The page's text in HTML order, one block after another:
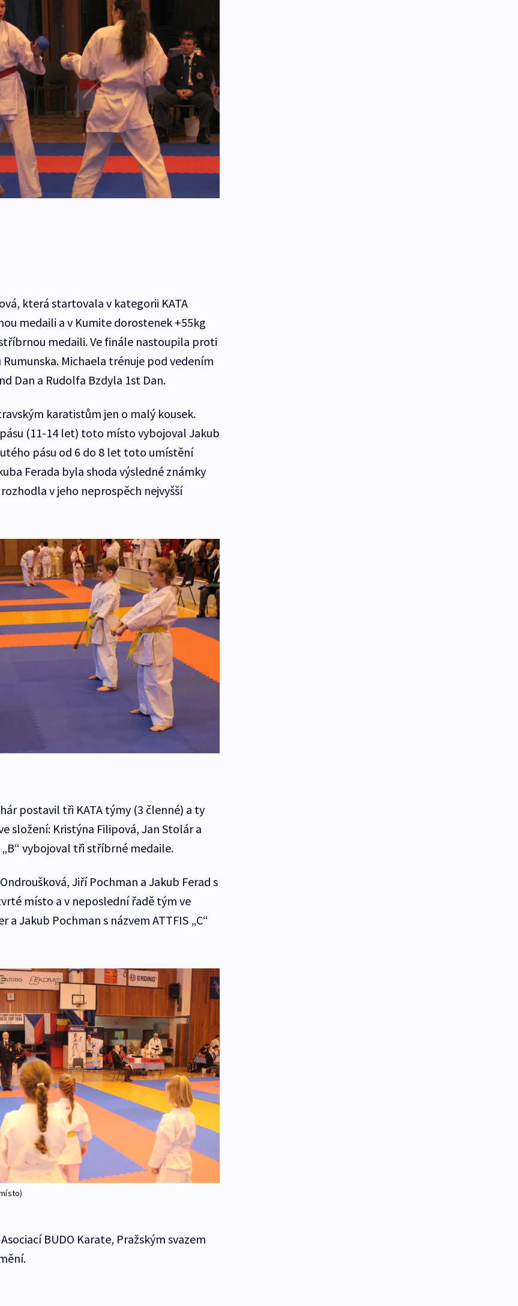
která startovala v kategorii KATA
medaili a v Kumite dorostenek +55kg
medaili. Ve finále nastoupila proti
Michaela trénuje pod vedením
Dan a Rudolfa Bzdyla 1st Dan.
karatistům jen o malý kousek.
(11-14 let) toto místo vybojoval Jakub
pásu od 6 do 8 let toto umístění
Ferada byla shoda výsledné známky
v jeho neprospěch nejvyšší
postavil tři KATA týmy (3 členné) a ty
složení: Kristýna Filipová, Jan Stolár a
„B“ vybojoval tři stříbrné medaile.
Jiří Pochman a Jakub Ferad s
místo a v neposlední řadě tým ve
a Jakub Pochman s názvem ATTFIS „C“
BUDO Karate, Pražským svazem